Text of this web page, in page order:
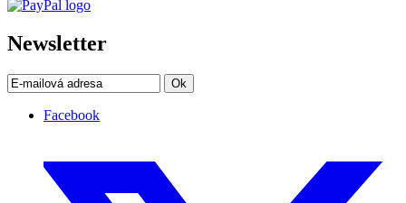
Newsletter
Ok
Facebook